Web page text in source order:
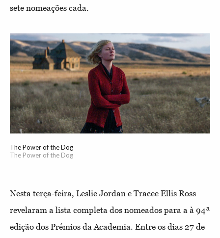
sete nomeações cada.
The Power of the Dog
The Power of the Dog
Nesta terça-feira, Leslie Jordan e Tracee Ellis Ross
revelaram a lista completa dos nomeados para a à 94ª
edição dos Prémios da Academia. Entre os dias 27 de